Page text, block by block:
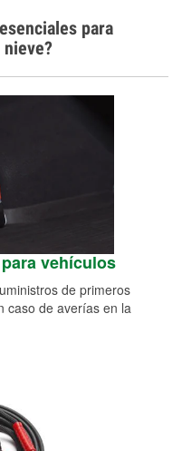
para
vehículos
de primeros
caso de averías en la